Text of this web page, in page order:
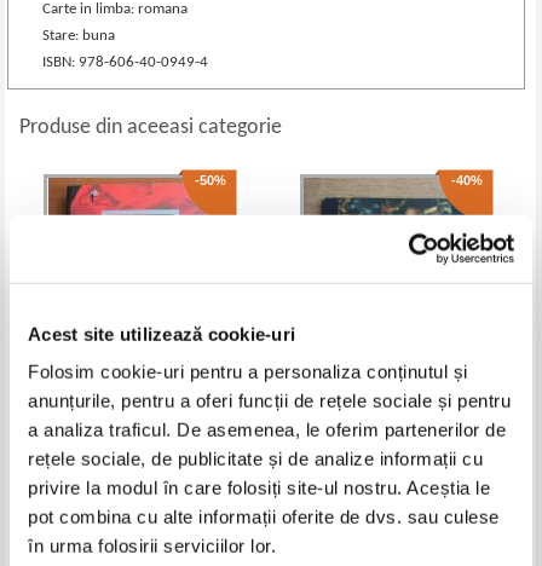
Acest site utilizează cookie-uri
Folosim cookie-uri pentru a personaliza conținutul și
anunțurile, pentru a oferi funcții de rețele sociale și pentru
a analiza traficul. De asemenea, le oferim partenerilor de
rețele sociale, de publicitate și de analize informații cu
privire la modul în care folosiți site-ul nostru. Aceștia le
pot combina cu alte informații oferite de dvs. sau culese
în urma folosirii serviciilor lor.
Carte in limba: romana
Stare: buna
ISBN: 978-606-40-0949-4
Produse din aceeasi categorie
-50%
Luis Landero - Chitaristul
Pret: 16,00Lei 8,00 Lei
Adaugă în coș
-40%
Coresi, revista de literatura, anul
II, nr. 1(10), ianuarie, 1991.
Mihail Bulgakov
Pret:10,00Lei 6,00 Lei
Adaugă în coș